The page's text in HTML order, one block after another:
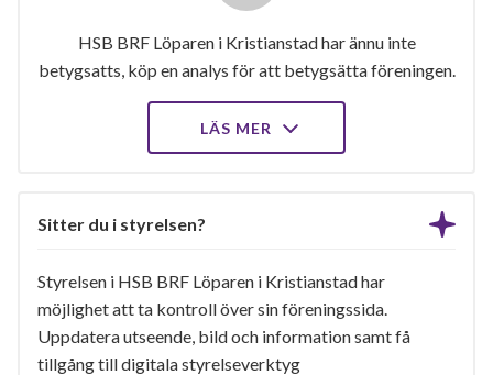
HSB BRF Löparen i Kristianstad har ännu inte
betygsatts, köp en analys för att betygsätta föreningen.
LÄS MER
Sitter du i styrelsen?
Styrelsen i HSB BRF Löparen i Kristianstad har
möjlighet att ta kontroll över sin föreningssida.
Uppdatera utseende, bild och information samt få
tillgång till digitala styrelseverktyg